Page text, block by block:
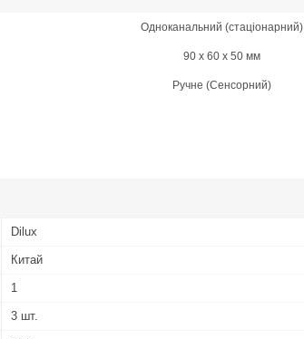
Одноканальний (стаціонарний)
90 x 60 x 50 мм
Ручне (Сенсорний)
Dilux
Китай
1
3 шт.